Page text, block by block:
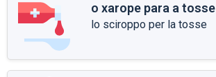
o xarope para a tosse
lo sciroppo per la tosse